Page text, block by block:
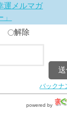
運メルマガ
解除
バックナ
powered by